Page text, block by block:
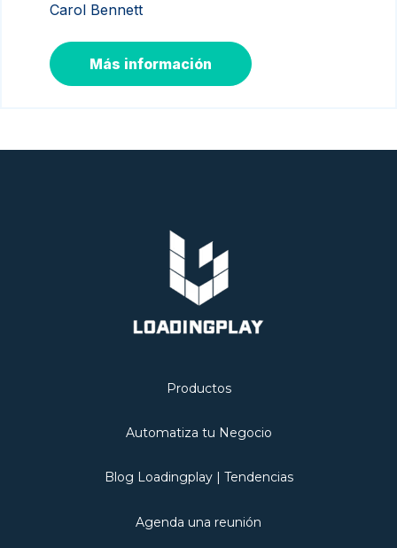
Carol Bennett
Más información
Productos
Automatiza tu Negocio
Blog Loadingplay | Tendencias
Agenda una reunión